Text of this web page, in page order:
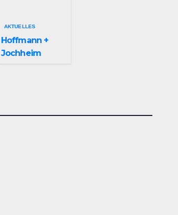
AKTUELLES
Hoffmann +
Jochheim
hochmoderne